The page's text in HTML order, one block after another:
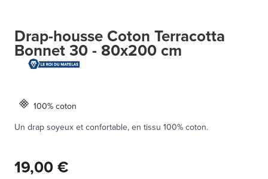
Drap-housse Coton Terracotta
Bonnet 30 - 80x200 cm
100% coton
Un drap soyeux et confortable, en tissu 100% coton.
19,00 €